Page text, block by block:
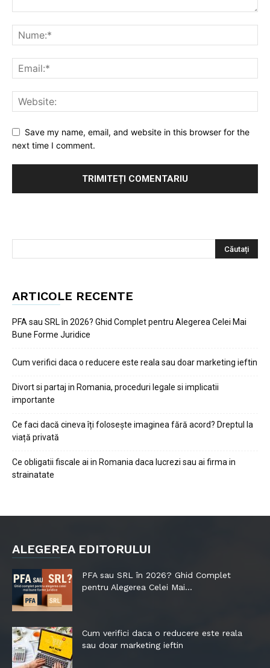
Save my name, email, and website in this browser for the
next time I comment.
ARTICOLE RECENTE
PFA sau SRL în 2026? Ghid Complet pentru Alegerea Celei Mai
Bune Forme Juridice
Cum verifici daca o reducere este reala sau doar marketing ieftin
Divort si partaj in Romania, proceduri legale si implicatii
importante
Ce faci dacă cineva îți folosește imaginea fără acord? Dreptul la
viață privată
Ce obligatii fiscale ai in Romania daca lucrezi sau ai firma in
strainatate
ALEGEREA EDITORULUI
PFA sau SRL în 2026? Ghid Complet
pentru Alegerea Celei Mai...
Cum verifici daca o reducere este reala
sau doar marketing ieftin